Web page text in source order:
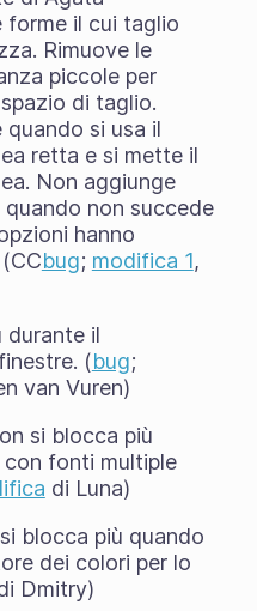
forme il cui taglio
Rimuove le
piccole per
di taglio.
si usa il
retta e si mette il
Non aggiunge
non succede
hanno
bug; modifica 1,
durante il
(bug;
van Vuren)
si blocca più
fonti multiple
di Luna)
blocca più quando
dei colori per lo
Dmitry)